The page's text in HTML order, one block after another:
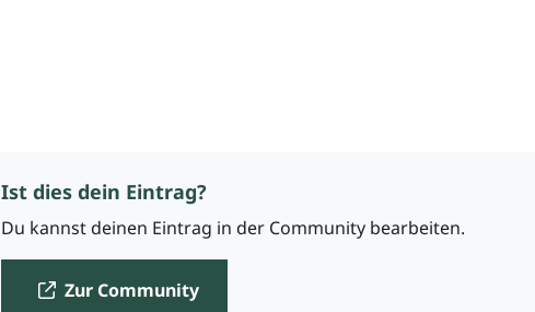
Ist dies dein Eintrag?
Du kannst deinen Eintrag in der Community bearbeiten.
Zur Community